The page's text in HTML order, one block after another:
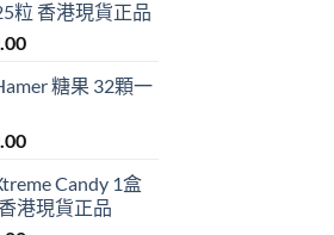
粒 香港現貨正品
Price
$759.00
$1,939.00
糖果 32顆一
Price
$899.00
through
Candy 1盒
港現貨正品